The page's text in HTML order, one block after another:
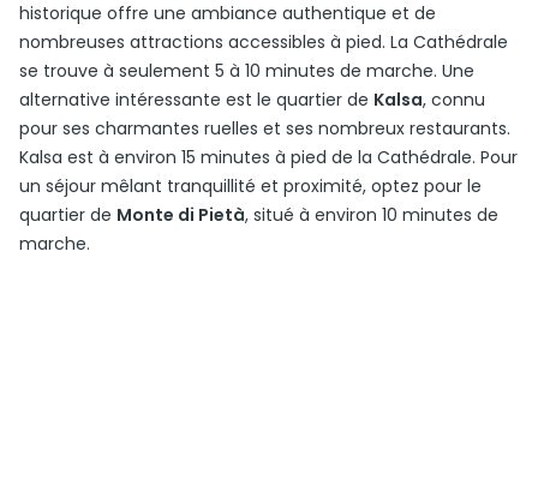
historique offre une ambiance authentique et de
nombreuses attractions accessibles à pied. La Cathédrale
se trouve à seulement 5 à 10 minutes de marche. Une
alternative intéressante est le quartier de Kalsa, connu
pour ses charmantes ruelles et ses nombreux restaurants.
Kalsa est à environ 15 minutes à pied de la Cathédrale. Pour
un séjour mêlant tranquillité et proximité, optez pour le
quartier de Monte di Pietà, situé à environ 10 minutes de
marche.